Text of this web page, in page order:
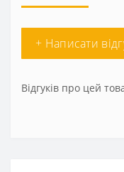
+ Написати
Відгуків про цей